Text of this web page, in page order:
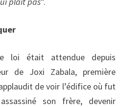
loi était attendue depuis
de Joxi Zabala, première
de voir l’édifice où fut
son frère, devenir